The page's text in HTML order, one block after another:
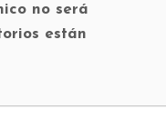
no será
están